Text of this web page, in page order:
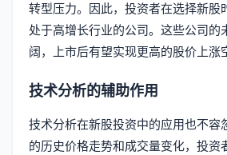
转型压力。因此，投资者在选择新股
处于高增长行业的公司。这些公司的
阔，上市后有望实现更高的股价上涨
技术分析的辅助作用
技术分析在新股投资中的应用也不容
的历史价格走势和成交量变化，投资